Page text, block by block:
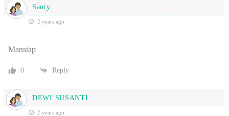
Santy
2 years ago
Manstap
0 Reply
DEWI SUSANTI
2 years ago